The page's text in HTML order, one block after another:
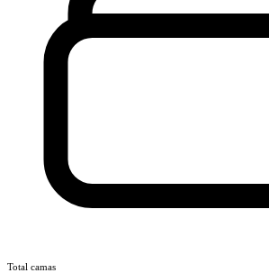
Total camas